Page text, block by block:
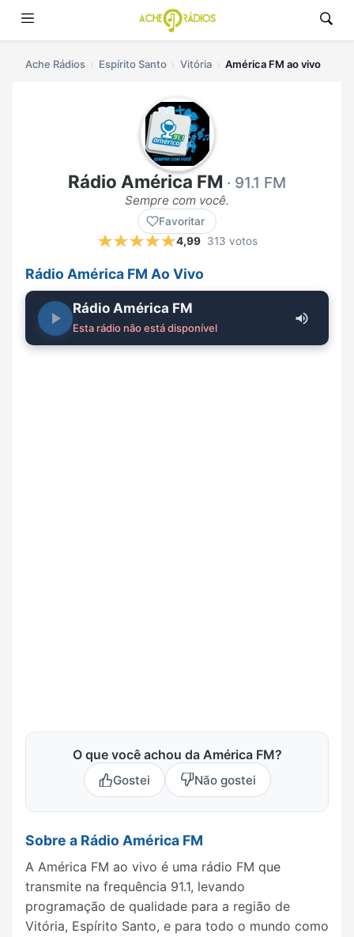
Ache Rádios Espírito Santo Vitória América FM ao vivo
Rádio América FM · 91.1 FM
Sempre com você.
Favoritar
4,99 313 votos
Rádio América FM Ao Vivo
Rádio América FM
Esta rádio não está disponível
O que você achou da América FM?
Gostei Não gostei
Sobre a Rádio América FM
A América FM ao vivo é uma rádio FM que
transmite na frequência 91.1, levando
programação de qualidade para a região de
Vitória, Espírito Santo, e para todo o mundo como